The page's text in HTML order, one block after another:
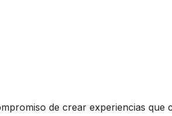
de crear experiencias que